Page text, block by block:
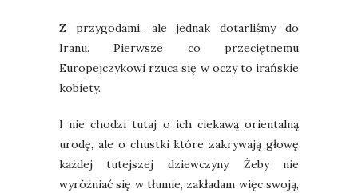
Z przygodami, ale jednak dotarliśmy do
Iranu. Pierwsze co przeciętnemu
Europejczykowi rzuca się w oczy to irańskie
kobiety.
I nie chodzi tutaj o ich ciekawą orientalną
urodę, ale o chustki które zakrywają głowę
każdej tutejszej dziewczyny. Żeby nie
wyróżniać się w tłumie, zakładam więc swoją,